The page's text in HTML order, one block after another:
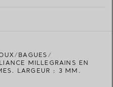
PROCHEBAGUES
MILLEGRAINS EN
LARGEUR : 3 MM.